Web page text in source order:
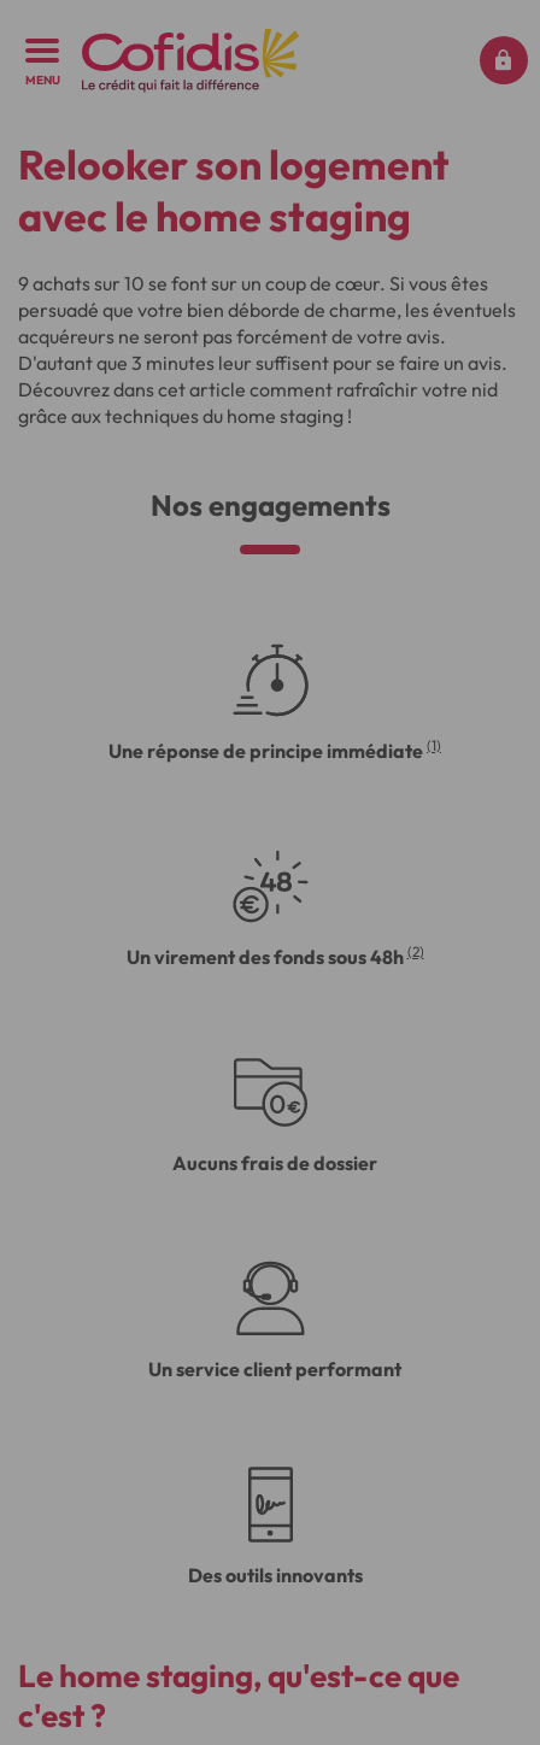
MENU
Relooker son logement
avec le home staging
9 achats sur 10 se font sur un coup de cœur. Si vous êtes
persuadé que votre bien déborde de charme, les éventuels
acquéreurs ne seront pas forcément de votre avis.
D'autant que 3 minutes leur suffisent pour se faire un avis.
Découvrez dans cet article comment rafraîchir votre nid
grâce aux techniques du home staging !
Nos engagements
Une réponse de principe immédiate (1)
Un virement des fonds sous 48h (2)
Aucuns frais de dossier
Un service client performant
Des outils innovants
Lehome staging, qu'est-ce que
c'est ?